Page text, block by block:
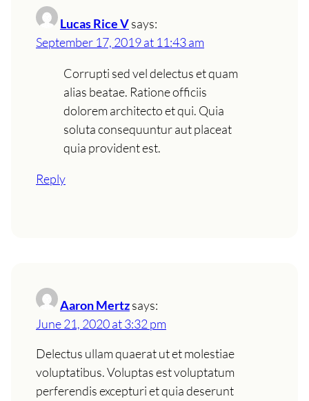
Lucas Rice Vsays:
September 17, 2019 at 11:43 am
Corrupti sed vel delectus et quam
alias beatae. Ratione officiis
dolorem architecto et qui. Quia
soluta consequuntur aut placeat
quia provident est.
Reply
Aaron Mertzsays:
June 21, 2020 at 3:32 pm
Delectus ullam quaerat ut et molestiae
voluptatibus. Voluptas est voluptatum
perferendis excepturi et quia deserunt